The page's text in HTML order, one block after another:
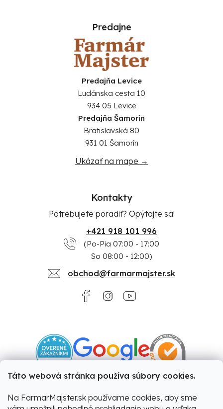
Táto webová stránka používa súbory cookies.
Na FarmarMajster.sk používame cookies, aby sme
Predajne
Predajňa Levice
Ludánska cesta 10
934 05 Levice
Predajňa Šamorín
Bratislavská 80
931 01 Šamorín
Ukázať na mape →
Kontakty
Potrebujete poradiť? Opýtajte sa!
+421 918 101 996
(Po-Pia 07:00 - 17:00
So 08:00 - 12:00)
obchod@farmarmajster.sk